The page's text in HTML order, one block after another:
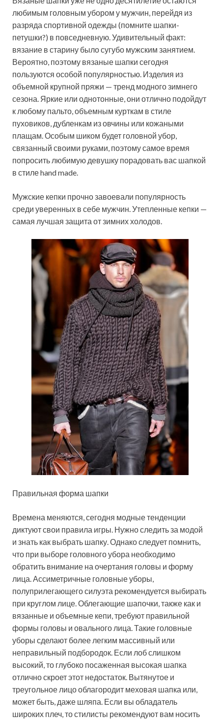
любимым головным убором у мужчин, перейдя из
разряда спортивной одежды (помните шапки-
петушки?) в повседневную. Удивительный факт:
вязание в старину было сугубо мужским занятием.
Вероятно, поэтому вязаные шапки сегодня
пользуются особой популярностью. Изделия из
объемной крупной пряжи — тренд модного зимнего
сезона. Яркие или однотонные, они отлично подойдут
к любому пальто, объемным курткам в стиле
пуховиков, дубленкам из овчины или кожаными
плащам. Особым шиком будет головной убор,
связанный своими руками, поэтому самое время
попросить любимую девушку порадовать вас шапкой
в стиле hand made.
Мужские кепки прочно завоевали популярность
среди уверенных в себе мужчин. Утепленные кепки —
самая лучшая защита от зимних холодов.
Правильная форма шапки
Времена меняются, сегодня модные тенденции
диктуют свои правила игры. Нужно следить за модой
и знать как выбрать шапку. Однако следует помнить,
что при выборе головного убора необходимо
обратить внимание на очертания головы и форму
лица. Ассиметричные головные уборы,
полуприлегающего силуэта рекомендуется выбирать
при круглом лице. Облегающие шапочки, также как и
вязанные и объемные кепи, требуют правильной
формы головы и овального лица. Такие головные
уборы сделают более легким массивный или
неправильный подбородок. Если лоб слишком
высокий, то глубоко посаженная высокая шапка
отлично скроет этот недостаток. Вытянутое и
треугольное лицо облагородит меховая шапка или,
может быть, даже шляпа. Если вы обладатель
широких плеч, то стилисты рекомендуют вам носить